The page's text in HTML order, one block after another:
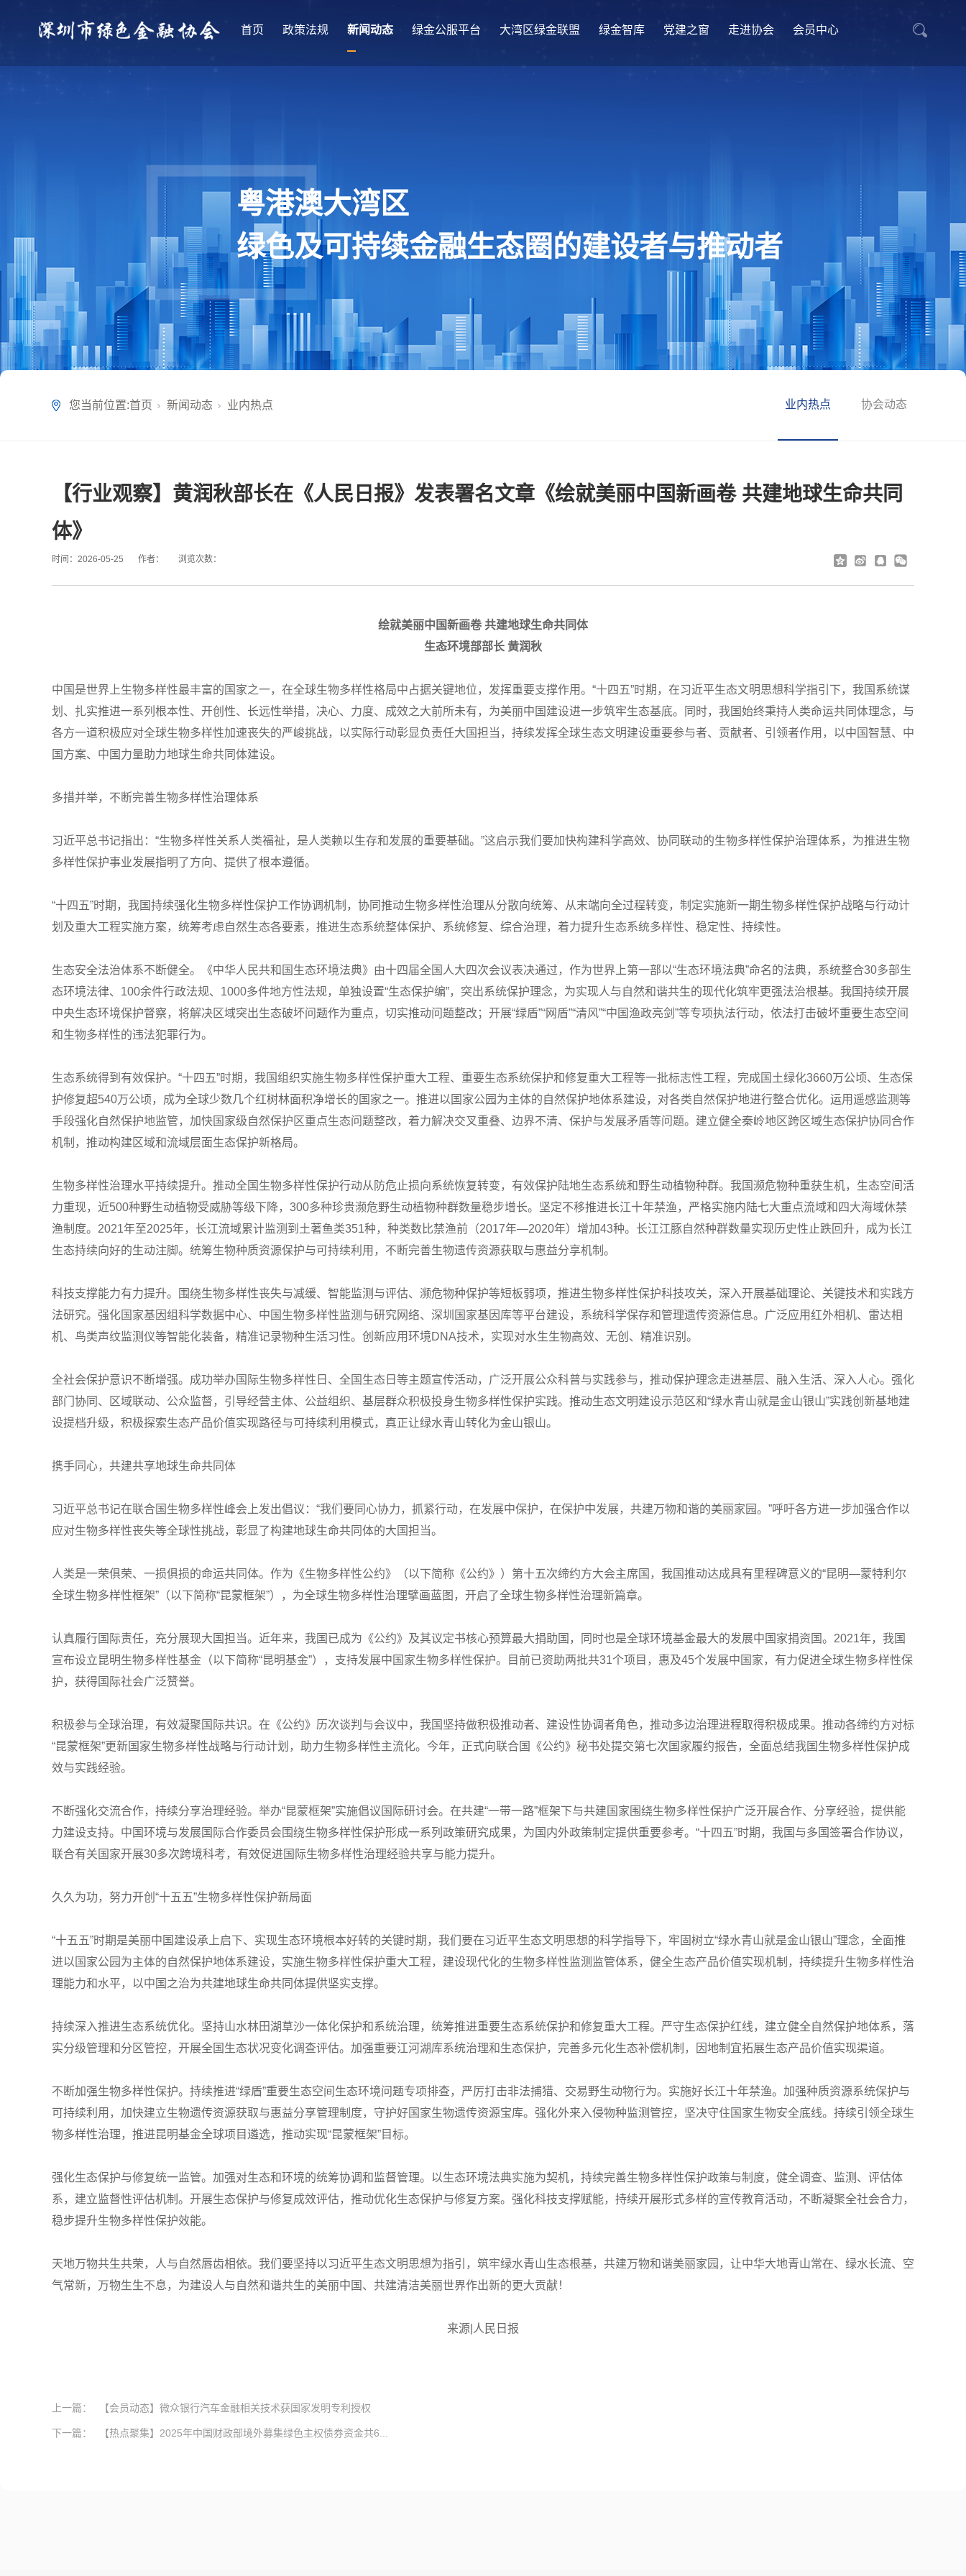
首页 政策法规 新闻动态 绿金公服平台 大湾区绿金联盟 绿金智库 党建之窗 走进协会 会员中心
粤港澳大湾区
绿色及可持续金融生态圈的建设者与推动者
您当前位置:首页 新闻动态 业内热点 业内热点 协会动态
【行业观察】黄润秋部长在《人民日报》发表署名文章《绘就美丽中国新画卷 共建地球生命共同
体》
时间： 2026-05-25 作者： 浏览次数：
绘就美丽中国新画卷 共建地球生命共同体
生态环境部部长 黄润秋
中国是世界上生物多样性最丰富的国家之一，在全球生物多样性格局中占据关键地位，发挥重要支撑作用。“十四五”时期，在习近平生态文明思想科学指引下，我国系统谋
划、扎实推进一系列根本性、开创性、长远性举措，决心、力度、成效之大前所未有，为美丽中国建设进一步筑牢生态基底。同时，我国始终秉持人类命运共同体理念，与
各方一道积极应对全球生物多样性加速丧失的严峻挑战，以实际行动彰显负责任大国担当，持续发挥全球生态文明建设重要参与者、贡献者、引领者作用，以中国智慧、中
国方案、中国力量助力地球生命共同体建设。
多措并举，不断完善生物多样性治理体系
习近平总书记指出：“生物多样性关系人类福祉，是人类赖以生存和发展的重要基础。”这启示我们要加快构建科学高效、协同联动的生物多样性保护治理体系，为推进生物
多样性保护事业发展指明了方向、提供了根本遵循。
“十四五”时期，我国持续强化生物多样性保护工作协调机制，协同推动生物多样性治理从分散向统筹、从末端向全过程转变，制定实施新一期生物多样性保护战略与行动计
划及重大工程实施方案，统筹考虑自然生态各要素，推进生态系统整体保护、系统修复、综合治理，着力提升生态系统多样性、稳定性、持续性。
生态安全法治体系不断健全。《中华人民共和国生态环境法典》由十四届全国人大四次会议表决通过，作为世界上第一部以“生态环境法典”命名的法典，系统整合30多部生
态环境法律、100余件行政法规、1000多件地方性法规，单独设置“生态保护编”，突出系统保护理念，为实现人与自然和谐共生的现代化筑牢更强法治根基。我国持续开展
中央生态环境保护督察，将解决区域突出生态破坏问题作为重点，切实推动问题整改；开展“绿盾”“网盾”“清风”“中国渔政亮剑”等专项执法行动，依法打击破坏重要生态空间
和生物多样性的违法犯罪行为。
生态系统得到有效保护。“十四五”时期，我国组织实施生物多样性保护重大工程、重要生态系统保护和修复重大工程等一批标志性工程，完成国土绿化3660万公顷、生态保
护修复超540万公顷，成为全球少数几个红树林面积净增长的国家之一。推进以国家公园为主体的自然保护地体系建设，对各类自然保护地进行整合优化。运用遥感监测等
手段强化自然保护地监管，加快国家级自然保护区重点生态问题整改，着力解决交叉重叠、边界不清、保护与发展矛盾等问题。建立健全秦岭地区跨区域生态保护协同合作
机制，推动构建区域和流域层面生态保护新格局。
生物多样性治理水平持续提升。推动全国生物多样性保护行动从防危止损向系统恢复转变，有效保护陆地生态系统和野生动植物种群。我国濒危物种重获生机，生态空间活
力重现，近500种野生动植物受威胁等级下降，300多种珍贵濒危野生动植物种群数量稳步增长。坚定不移推进长江十年禁渔，严格实施内陆七大重点流域和四大海域休禁
渔制度。2021年至2025年，长江流域累计监测到土著鱼类351种，种类数比禁渔前（2017年—2020年）增加43种。长江江豚自然种群数量实现历史性止跌回升，成为长江
生态持续向好的生动注脚。统筹生物种质资源保护与可持续利用，不断完善生物遗传资源获取与惠益分享机制。
科技支撑能力有力提升。围绕生物多样性丧失与减缓、智能监测与评估、濒危物种保护等短板弱项，推进生物多样性保护科技攻关，深入开展基础理论、关键技术和实践方
法研究。强化国家基因组科学数据中心、中国生物多样性监测与研究网络、深圳国家基因库等平台建设，系统科学保存和管理遗传资源信息。广泛应用红外相机、雷达相
机、鸟类声纹监测仪等智能化装备，精准记录物种生活习性。创新应用环境DNA技术，实现对水生生物高效、无创、精准识别。
全社会保护意识不断增强。成功举办国际生物多样性日、全国生态日等主题宣传活动，广泛开展公众科普与实践参与，推动保护理念走进基层、融入生活、深入人心。强化
部门协同、区域联动、公众监督，引导经营主体、公益组织、基层群众积极投身生物多样性保护实践。推动生态文明建设示范区和“绿水青山就是金山银山”实践创新基地建
设提档升级，积极探索生态产品价值实现路径与可持续利用模式，真正让绿水青山转化为金山银山。
携手同心，共建共享地球生命共同体
习近平总书记在联合国生物多样性峰会上发出倡议：“我们要同心协力，抓紧行动，在发展中保护，在保护中发展，共建万物和谐的美丽家园。”呼吁各方进一步加强合作以
应对生物多样性丧失等全球性挑战，彰显了构建地球生命共同体的大国担当。
人类是一荣俱荣、一损俱损的命运共同体。作为《生物多样性公约》（以下简称《公约》）第十五次缔约方大会主席国，我国推动达成具有里程碑意义的“昆明—蒙特利尔
全球生物多样性框架”（以下简称“昆蒙框架”），为全球生物多样性治理擘画蓝图，开启了全球生物多样性治理新篇章。
认真履行国际责任，充分展现大国担当。近年来，我国已成为《公约》及其议定书核心预算最大捐助国，同时也是全球环境基金最大的发展中国家捐资国。2021年，我国
宣布设立昆明生物多样性基金（以下简称“昆明基金”），支持发展中国家生物多样性保护。目前已资助两批共31个项目，惠及45个发展中国家，有力促进全球生物多样性保
护，获得国际社会广泛赞誉。
积极参与全球治理，有效凝聚国际共识。在《公约》历次谈判与会议中，我国坚持做积极推动者、建设性协调者角色，推动多边治理进程取得积极成果。推动各缔约方对标
“昆蒙框架”更新国家生物多样性战略与行动计划，助力生物多样性主流化。今年，正式向联合国《公约》秘书处提交第七次国家履约报告，全面总结我国生物多样性保护成
效与实践经验。
不断强化交流合作，持续分享治理经验。举办“昆蒙框架”实施倡议国际研讨会。在共建“一带一路”框架下与共建国家围绕生物多样性保护广泛开展合作、分享经验，提供能
力建设支持。中国环境与发展国际合作委员会围绕生物多样性保护形成一系列政策研究成果，为国内外政策制定提供重要参考。“十四五”时期，我国与多国签署合作协议，
联合有关国家开展30多次跨境科考，有效促进国际生物多样性治理经验共享与能力提升。
久久为功，努力开创“十五五”生物多样性保护新局面
“十五五”时期是美丽中国建设承上启下、实现生态环境根本好转的关键时期，我们要在习近平生态文明思想的科学指导下，牢固树立“绿水青山就是金山银山”理念，全面推
进以国家公园为主体的自然保护地体系建设，实施生物多样性保护重大工程，建设现代化的生物多样性监测监管体系，健全生态产品价值实现机制，持续提升生物多样性治
理能力和水平，以中国之治为共建地球生命共同体提供坚实支撑。
持续深入推进生态系统优化。坚持山水林田湖草沙一体化保护和系统治理，统筹推进重要生态系统保护和修复重大工程。严守生态保护红线，建立健全自然保护地体系，落
实分级管理和分区管控，开展全国生态状况变化调查评估。加强重要江河湖库系统治理和生态保护，完善多元化生态补偿机制，因地制宜拓展生态产品价值实现渠道。
不断加强生物多样性保护。持续推进“绿盾”重要生态空间生态环境问题专项排查，严厉打击非法捕猎、交易野生动物行为。实施好长江十年禁渔。加强种质资源系统保护与
可持续利用，加快建立生物遗传资源获取与惠益分享管理制度，守护好国家生物遗传资源宝库。强化外来入侵物种监测管控，坚决守住国家生物安全底线。持续引领全球生
物多样性治理，推进昆明基金全球项目遴选，推动实现“昆蒙框架”目标。
强化生态保护与修复统一监管。加强对生态和环境的统筹协调和监督管理。以生态环境法典实施为契机，持续完善生物多样性保护政策与制度，健全调查、监测、评估体
系，建立监督性评估机制。开展生态保护与修复成效评估，推动优化生态保护与修复方案。强化科技支撑赋能，持续开展形式多样的宣传教育活动，不断凝聚全社会合力，
稳步提升生物多样性保护效能。
天地万物共生共荣，人与自然唇齿相依。我们要坚持以习近平生态文明思想为指引，筑牢绿水青山生态根基，共建万物和谐美丽家园，让中华大地青山常在、绿水长流、空
气常新，万物生生不息，为建设人与自然和谐共生的美丽中国、共建清洁美丽世界作出新的更大贡献！
来源|人民日报
上一篇： 【会员动态】微众银行汽车金融相关技术获国家发明专利授权
下一篇： 【热点聚集】2025年中国财政部境外募集绿色主权债券资金共6...